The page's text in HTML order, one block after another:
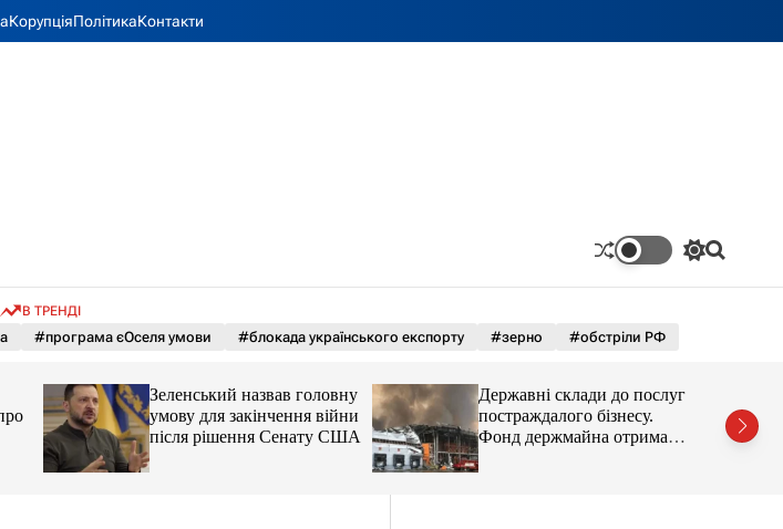
КорупціяПолітикаКонтакти
П
м
а
о
П
В ТРЕНДІ
#програма єОселя умови #блокада українського експорту #зерно #обстріли РФ
Зеленський назвав головну
умову для закінчення війни
після рішення Сенату США
Державні склади до послуг
постраждалого бізнесу.
Фонд держмайна отримав
завдання від прем’єра